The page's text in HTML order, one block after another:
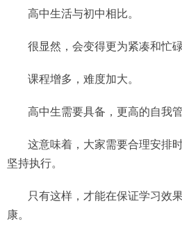
高中生活与初中相比。
很显然，会变得更为紧凑和忙碌
课程增多，难度加大。
高中生需要具备，更高的自我
这意味着，大家需要合理安排
坚持执行。
只有这样，才能在保证学习效
康。